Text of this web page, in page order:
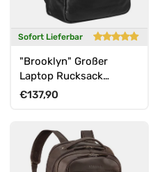
Sofort Lieferbar
"Brooklyn" Großer
Laptop Rucksack
Echtleder mit 15.6 Zoll
Normaler Preis
€137,90